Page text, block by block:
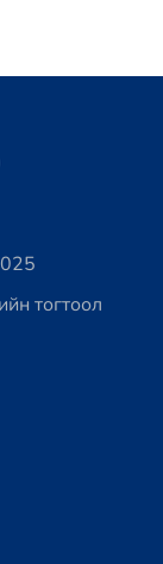
тогтоол